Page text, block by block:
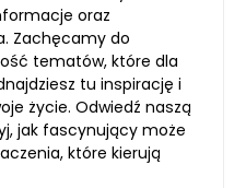
oraz
Zachęcamy do
tematów, które dla
tu inspirację i
życie. Odwiedź naszą
jak fascynujący może
które kierują